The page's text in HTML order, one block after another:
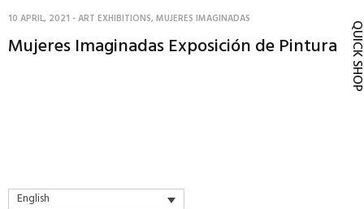
10 APRIL, 2021 -ART EXHIBITIONS,MUJERES IMAGINADAS
Mujeres Imaginadas Exposición de Pintura
English